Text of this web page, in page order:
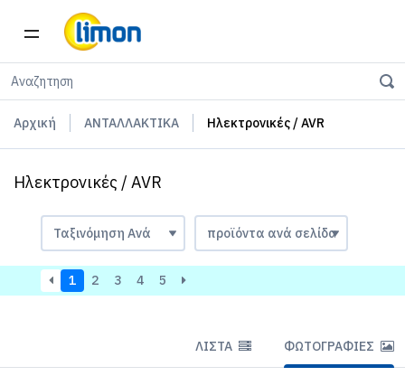
Αρχική ΑΝΤΑΛΛΑΚΤΙΚΑ Ηλεκτρονικές / AVR
Ηλεκτρονικές / AVR
1 2 3 4 5
ΛΊΣΤΑ ΦΩΤΟΓΡΑΦΊΕΣ